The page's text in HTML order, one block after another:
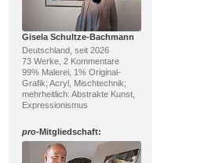
Gisela Schultze-Bachmann
Deutschland, seit 2026
73 Werke, 2 Kommentare
99% Malerei, 1% Original-
Grafik; Acryl, Mischtechnik;
mehrheitlich: Abstrakte Kunst,
Expressionismus
pro-Mitgliedschaft: